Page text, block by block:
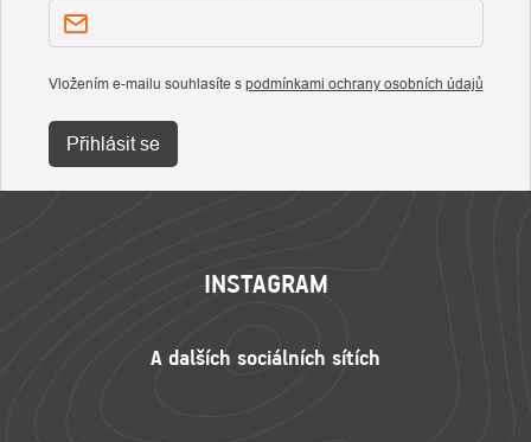
Vložením e-mailu souhlasíte s podmínkami ochrany osobních údajů
Přihlásit se
INSTAGRAM